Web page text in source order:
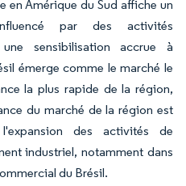
en Amérique du Sud affiche un
par des activités
sensibilisation accrue à
émerge comme le marché le
la plus rapide de la région,
du marché de la région est
des activités de
industriel, notamment dans
du Brésil.